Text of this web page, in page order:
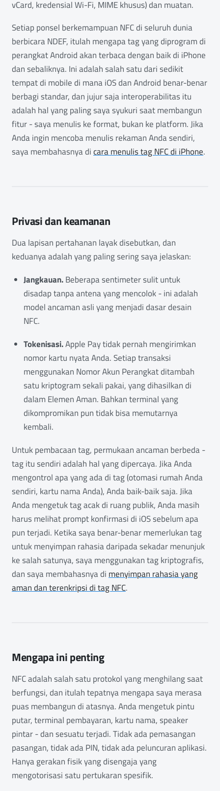
vCard, kredensial Wi-Fi, MIME khusus) dan muatan.
Setiap ponsel berkemampuan NFC di seluruh dunia
berbicara NDEF, itulah mengapa tag yang diprogram di
perangkat Android akan terbaca dengan baik di iPhone
dan sebaliknya. Ini adalah salah satu dari sedikit
tempat di mobile di mana iOS dan Android benar-benar
berbagi standar, dan jujur saja interoperabilitas itu
adalah hal yang paling saya syukuri saat membangun
fitur - saya menulis ke format, bukan ke platform. Jika
Anda ingin mencoba menulis rekaman Anda sendiri,
saya membahasnya dicara menulis tag NFC di iPhone.
Privasi dan keamanan
Dua lapisan pertahanan layak disebutkan, dan
keduanya adalah yang paling sering saya jelaskan:
Jangkauan.Beberapa sentimeter sulit untuk
disadap tanpa antena yang mencolok - ini adalah
model ancaman asli yang menjadi dasar desain
NFC.
Tokenisasi.Apple Pay tidak pernah mengirimkan
nomor kartu nyata Anda. Setiap transaksi
menggunakan Nomor Akun Perangkat ditambah
satu kriptogram sekali pakai, yang dihasilkan di
dalam Elemen Aman. Bahkan terminal yang
dikompromikan pun tidak bisa memutarnya
kembali.
Untuk pembacaan tag, permukaan ancaman berbeda -
tag itu sendiri adalah hal yang dipercaya. Jika Anda
mengontrol apa yang ada di tag (otomasi rumah Anda
sendiri, kartu nama Anda), Anda baik-baik saja. Jika
Anda mengetuk tag acak di ruang publik, Anda masih
harus melihat prompt konfirmasi di iOS sebelum apa
pun terjadi. Ketika saya benar-benar memerlukan tag
untuk menyimpan rahasia daripada sekadar menunjuk
ke salah satunya, saya menggunakan tag kriptografis,
dan saya membahasnya di menyimpan rahasia yang
aman dan terenkripsi di tag NFC.
Mengapa ini penting
NFC adalah salah satu protokol yang menghilang saat
berfungsi, dan itulah tepatnya mengapa saya merasa
puas membangun di atasnya. Anda mengetuk pintu
putar, terminal pembayaran, kartu nama, speaker
pintar - dan sesuatu terjadi. Tidak ada pemasangan
pasangan, tidak ada PIN, tidak ada peluncuran aplikasi.
Hanya gerakan fisik yang disengaja yang
mengotorisasi satu pertukaran spesifik.